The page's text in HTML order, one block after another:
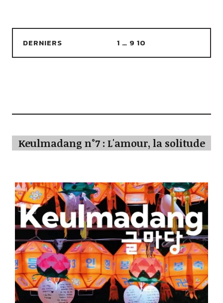
DERNIERS 1 … 9 10
Keulmadang n°7 : L'amour, la solitude